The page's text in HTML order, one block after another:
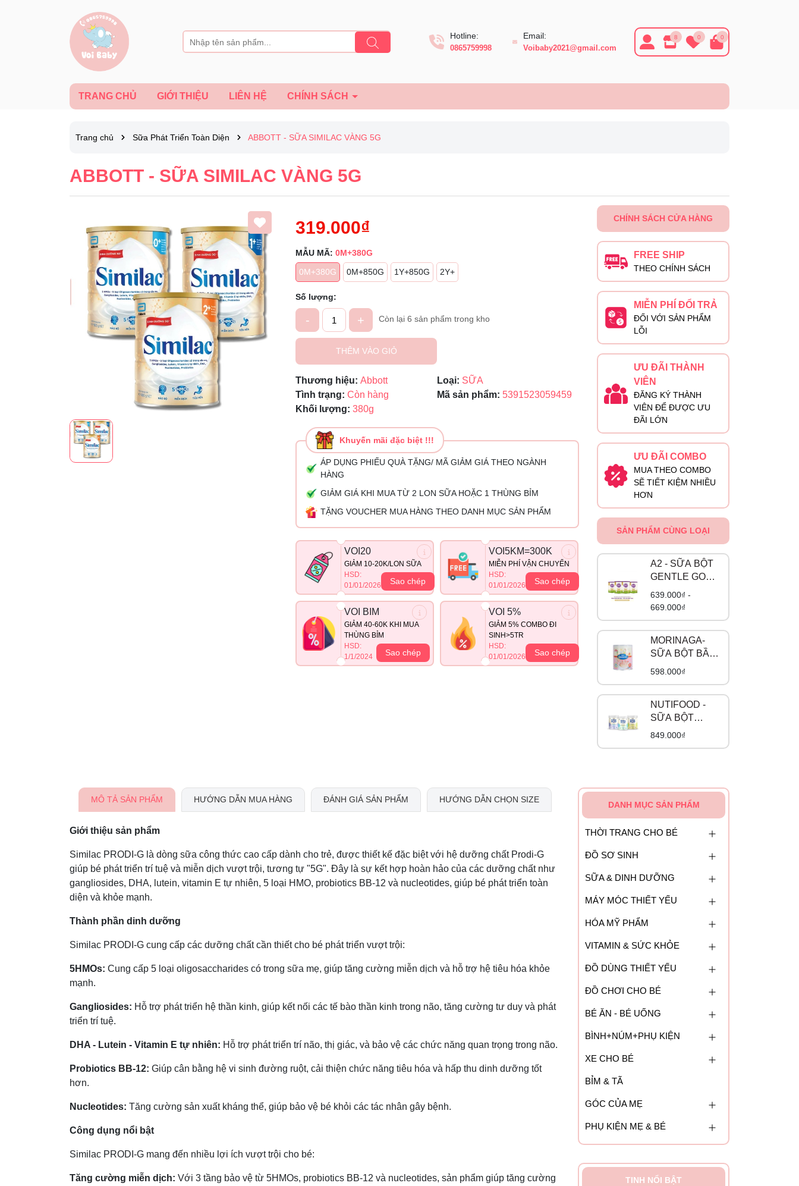
Hotline:
0865759998
Email:
Voibaby2021@gmail.com
8 0 0
TRANG CHỦ GIỚI THIỆU LIÊN HỆ CHÍNH SÁCH
Trang chủ Sữa Phát Triển Toàn Diện ABBOTT - SỮA SIMILAC VÀNG 5G
ABBOTT - SỮA SIMILAC VÀNG 5G
319.000₫
MẪU MÃ: 0M+380G
0M+380G
0M+850G 1Y+850G 2Y+
Số lượng:
- + Còn lại 6 sản phẩm trong kho
THÊM VÀO GIỎ
Thương hiệu: Abbott Loại: SỮA
Tình trạng: Còn hàng Mã sản phẩm: 5391523059459
Khối lượng: 380g
Khuyến mãi đặc biệt !!!
ÁP DỤNG PHIẾU QUÀ TẶNG/ MÃ GIẢM GIÁ THEO NGÀNH
HÀNG
GIẢM GIÁ KHI MUA TỪ 2 LON SỮA HOẶC 1 THÙNG BỈM
TẶNG VOUCHER MUA HÀNG THEO DANH MỤC SẢN PHẨM
VOI20
GIẢM 10-20K/LON SỮA
HSD:
01/01/2026
Sao chép
VOI5KM=300K
MIỄN PHÍ VẬN CHUYỂN
HSD:
01/01/2026
Sao chép
VOI BIM
GIẢM 40-60K KHI MUA
THÙNG BỈM
HSD:
1/1/2024
Sao chép
VOI 5%
GIẢM 5% COMBO ĐI
SINH>5TR
HSD:
01/01/2026
Sao chép
Mã giảm giá:
Điều kiện:
CHÍNH SÁCH CỬA HÀNG
FREE SHIP
THEO CHÍNH SÁCH
MIỄN PHÍ ĐỔI TRẢ
ĐỐI VỚI SẢN PHẨM
LỖI
ƯU ĐÃI THÀNH
VIÊN
ĐĂNG KÝ THÀNH
VIÊN ĐỂ ĐƯỢC ƯU
ĐÃI LỚN
ƯU ĐÃI COMBO
MUA THEO COMBO
SẼ TIẾT KIỆM NHIỀU
HƠN
SẢN PHẨM CÙNG LOẠI
A2 - SỮA BỘT
GENTLE GOLD
ĐẠM A2
639.000₫ -
669.000₫
MORINAGA-
SỮA BỘT BẦU
VỊ TRÀ SỮA
598.000₫
NUTIFOOD -
SỮA BỘT
GROW PLUS
849.000₫
MÔ TẢ SẢN PHẨM HƯỚNG DẪN MUA HÀNG ĐÁNH GIÁ SẢN PHẨM HƯỚNG DẪN CHỌN SIZE
Giới thiệu sản phẩm
Similac PRODI-G là dòng sữa công thức cao cấp dành cho trẻ, được thiết kế đặc biệt với hệ dưỡng chất Prodi-G
giúp bé phát triển trí tuệ và miễn dịch vượt trội, tương tự "5G". Đây là sự kết hợp hoàn hảo của các dưỡng chất như
gangliosides, DHA, lutein, vitamin E tự nhiên, 5 loại HMO, probiotics BB-12 và nucleotides, giúp bé phát triển toàn
diện và khỏe mạnh.
Thành phần dinh dưỡng
Similac PRODI-G cung cấp các dưỡng chất cần thiết cho bé phát triển vượt trội:
5HMOs: Cung cấp 5 loại oligosaccharides có trong sữa mẹ, giúp tăng cường miễn dịch và hỗ trợ hệ tiêu hóa khỏe
mạnh.
Gangliosides: Hỗ trợ phát triển hệ thần kinh, giúp kết nối các tế bào thần kinh trong não, tăng cường tư duy và phát
triển trí tuệ.
DHA - Lutein - Vitamin E tự nhiên: Hỗ trợ phát triển trí não, thị giác, và bảo vệ các chức năng quan trọng trong não.
Probiotics BB-12: Giúp cân bằng hệ vi sinh đường ruột, cải thiện chức năng tiêu hóa và hấp thu dinh dưỡng tốt
hơn.
Nucleotides: Tăng cường sản xuất kháng thể, giúp bảo vệ bé khỏi các tác nhân gây bệnh.
Công dụng nổi bật
Similac PRODI-G mang đến nhiều lợi ích vượt trội cho bé:
Tăng cường miễn dịch: Với 3 tầng bảo vệ từ 5HMOs, probiotics BB-12 và nucleotides, sản phẩm giúp tăng cường
DANH MỤC SẢN PHẨM
THỜI TRANG CHO BÉ
ĐỒ SƠ SINH
SỮA & DINH DƯỠNG
MÁY MÓC THIẾT YẾU
HÓA MỸ PHẨM
VITAMIN & SỨC KHỎE
ĐỒ DÙNG THIẾT YẾU
ĐỒ CHƠI CHO BÉ
BÉ ĂN - BÉ UỐNG
BÌNH+NÚM+PHỤ KIỆN
XE CHO BÉ
BỈM & TÃ
GÓC CỦA MẸ
PHỤ KIỆN MẸ & BÉ
TINH NỔI BẬT